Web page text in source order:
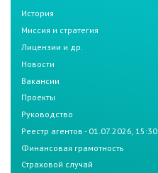
История
Миссия и стратегия
Лицензии и др.
Новости
Вакансии
Проекты
Руководство
Реестр агентов - 01.07.2026, 15:30
Финансовая грамотность
Страховой случай